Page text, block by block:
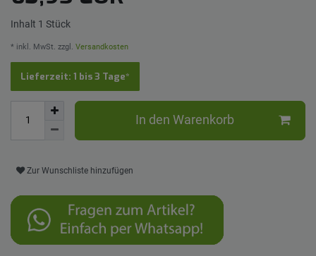
Inhalt 1 Stück
* inkl. MwSt. zzgl. Versandkosten
Lieferzeit: 1 bis 3 Tage*
In den Warenkorb
Zur Wunschliste hinzufügen